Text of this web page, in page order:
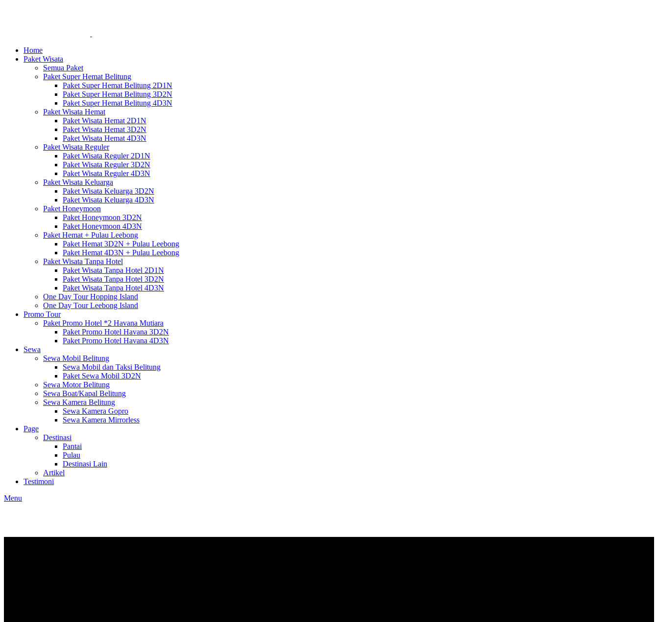
Home
Paket Wisata
Semua Paket
Paket Super Hemat Belitung
Paket Super Hemat Belitung 2D1N
Paket Super Hemat Belitung 3D2N
Paket Super Hemat Belitung 4D3N
Paket Wisata Hemat
Paket Wisata Hemat 2D1N
Paket Wisata Hemat 3D2N
Paket Wisata Hemat 4D3N
Paket Wisata Reguler
Paket Wisata Reguler 2D1N
Paket Wisata Reguler 3D2N
Paket Wisata Reguler 4D3N
Paket Wisata Keluarga
Paket Wisata Keluarga 3D2N
Paket Wisata Keluarga 4D3N
Paket Honeymoon
Paket Honeymoon 3D2N
Paket Honeymoon 4D3N
Paket Hemat + Pulau Leebong
Paket Hemat 3D2N + Pulau Leebong
Paket Hemat 4D3N + Pulau Leebong
Paket Wisata Tanpa Hotel
Paket Wisata Tanpa Hotel 2D1N
Paket Wisata Tanpa Hotel 3D2N
Paket Wisata Tanpa Hotel 4D3N
One Day Tour Hopping Island
One Day Tour Leebong Island
Promo Tour
Paket Promo Hotel *2 Havana Mutiara
Paket Promo Hotel Havana 3D2N
Paket Promo Hotel Havana 4D3N
Sewa
Sewa Mobil Belitung
Sewa Mobil dan Taksi Belitung
Paket Sewa Mobil 3D2N
Sewa Motor Belitung
Sewa Boat/Kapal Belitung
Sewa Kamera Belitung
Sewa Kamera Gopro
Sewa Kamera Mirrorless
Page
Destinasi
Pantai
Pulau
Destinasi Lain
Artikel
Testimoni
Menu